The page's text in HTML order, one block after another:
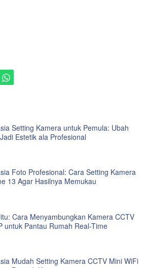
Setting Kamera untuk Pemula: Ubah
Estetik ala Profesional
Foto Profesional: Cara Setting Kamera
13 Agar Hasilnya Memukau
Cara Menyambungkan Kamera CCTV
untuk Pantau Rumah Real-Time
Mudah Setting Kamera CCTV Mini WiFi